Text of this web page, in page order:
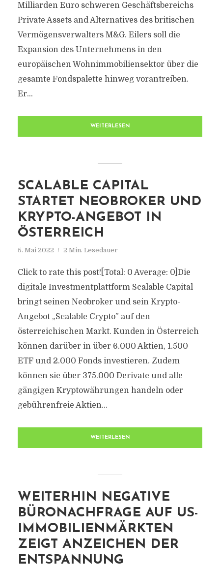
Milliarden Euro schweren Geschäftsbereichs
Private Assets and Alternatives des britischen
Vermögensverwalters M&G. Eilers soll die
Expansion des Unternehmens in den
europäischen Wohnimmobiliensektor über die
gesamte Fondspalette hinweg vorantreiben.
Er...
WEITERLESEN
SCALABLE CAPITAL
STARTET NEOBROKER UND
KRYPTO-ANGEBOT IN
ÖSTERREICH
5. Mai 2022 2 Min. Lesedauer
Click to rate this post![Total: 0 Average: 0]Die
digitale Investmentplattform Scalable Capital
bringt seinen Neobroker und sein Krypto-
Angebot „Scalable Crypto” auf den
österreichischen Markt. Kunden in Österreich
können darüber in über 6.000 Aktien, 1.500
ETF und 2.000 Fonds investieren. Zudem
können sie über 375.000 Derivate und alle
gängigen Kryptowährungen handeln oder
gebührenfreie Aktien...
WEITERLESEN
WEITERHIN NEGATIVE
BÜRONACHFRAGE AUF US-
IMMOBILIENMÄRKTEN
ZEIGT ANZEICHEN DER
ENTSPANNUNG